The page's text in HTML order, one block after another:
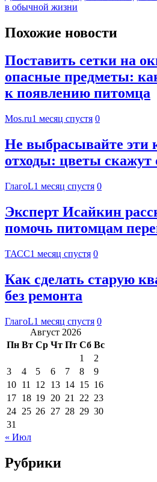
в обычной жизни
Похожие новости
Поставить сетки на
опасные предметы:
к появлению питомца
Mos.ru1 месяц спустя 0
Не выбрасывайте эти
отходы: цветы скажут
ГлагоL1 месяц спустя 0
Эксперт Исайкин
помочь питомцам
ТАСС1 месяц спустя 0
Как сделать старую
без ремонта
ГлагоL1 месяц спустя 0
Август 2026
Пн Вт Ср Чт Пт Сб Вс
1
2
3
4 5 6 7 8
9
10 11 12 13 14 15 16
17 18 19 20 21 22 23
24 25 26 27 28 29 30
31
« Июл
Рубрики